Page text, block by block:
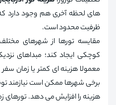
های لحظه آخری هم وجود دارد که
ظرفیت محدود است.
مقایسه تورها از شهرهای
کوچکی ایجاد کند؛ مبداهای
معمولا هزینه‌ ای کمتر یا زمان
برخی شهرها ممکن است نیازمند
هزینه را افزایش می‌ دهد. تورهای